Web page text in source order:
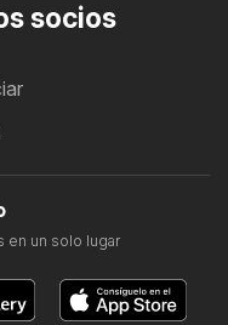
socios
en un solo lugar